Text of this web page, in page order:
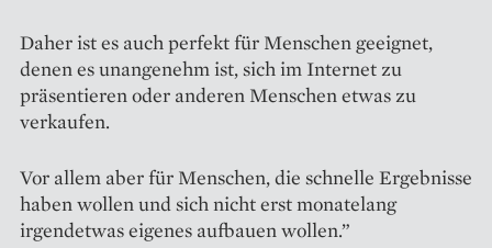
Daher ist es auch perfekt für Menschen geeignet,
denen es unangenehm ist, sich im Internet zu
präsentieren oder anderen Menschen etwas zu
verkaufen.
Vor allem aber für Menschen, die schnelle Ergebnisse
haben wollen und sich nicht erst monatelang
irgendetwas eigenes aufbauen wollen.”